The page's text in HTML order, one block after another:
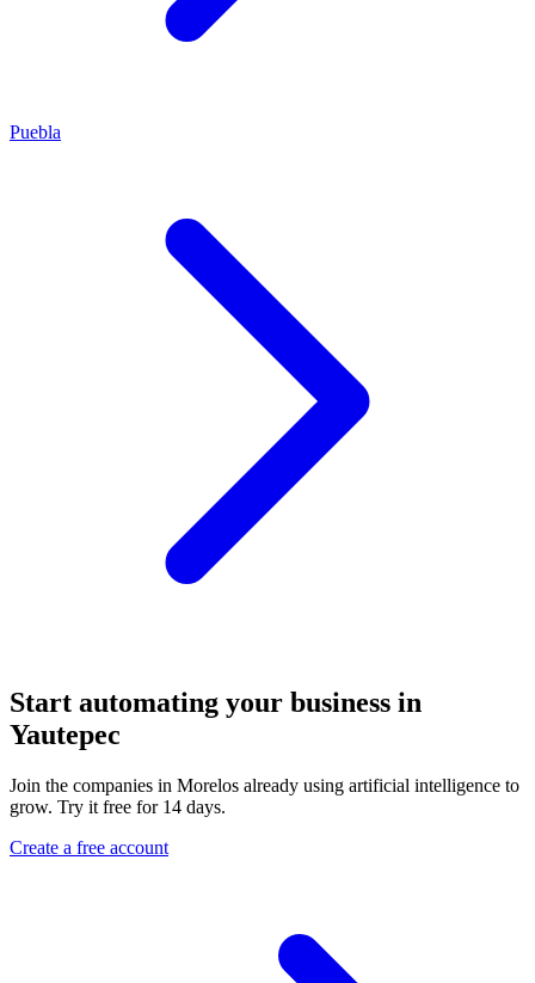
Puebla
Start automating your business in
Yautepec
Join the companies in Morelos already using artificial intelligence to
grow. Try it free for 14 days.
Create a free account